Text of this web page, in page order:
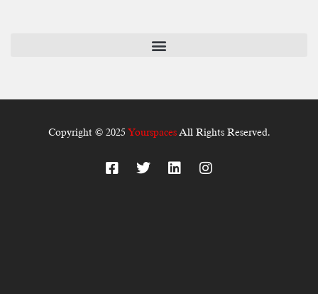
Copyright © 2025 YourspacesAll Rights Reserved.